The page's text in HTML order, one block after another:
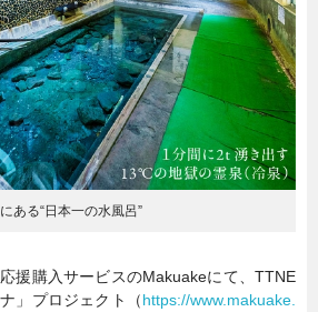
ある“日本一の水風呂”
援購入サービスのMakuakeにて、TTNE
」プロジェクト（https://www.makuake.